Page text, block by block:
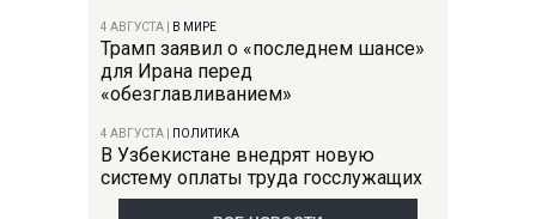
4 АВГУСТА В МИРЕ
Трамп заявил о «последнем шансе»
для Ирана перед
«обезглавливанием»
4 АВГУСТА ПОЛИТИКА
В Узбекистане внедрят новую
систему оплаты труда госслужащих